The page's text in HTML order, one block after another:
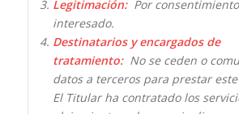
Legitimación:Por
interesado.
Destinatarios y encargados de
tratamiento:No se ceden o
datos a terceros para prestar
El Titular ha contratado los